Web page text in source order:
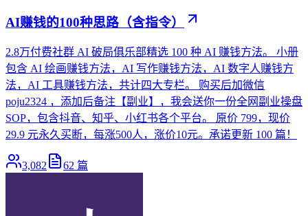
AI赚钱的100种思路（含指令）
2.8万付费社群 AI 破局俱乐部精选 100 种 AI 赚钱方法。 小册
包含 AI 绘画赚钱方法，AI 写作赚钱方法，AI 数字人赚钱方
法，AI 工具赚钱方法，共计四大专栏。 购买后加微信
poju2324 ，添加后备注【副业】，我会送你一份全网副业操盘
SOP，包含抖音、知乎、小红书各个平台。 原价 799，现价
29.9 元永久买断，每涨500人，涨价10元。承诺更新 100 篇！
3,082 62 篇